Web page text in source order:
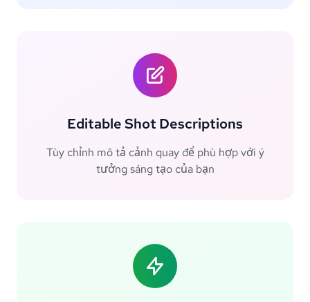
Editable Shot Descriptions
Tùy chỉnh mô tả cảnh quay để phù hợp với ý
tưởng sáng tạo của bạn